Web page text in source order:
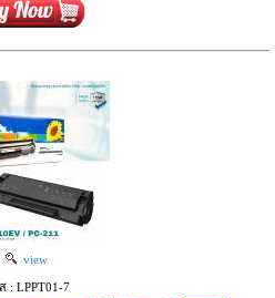
view
: LPPT01-7